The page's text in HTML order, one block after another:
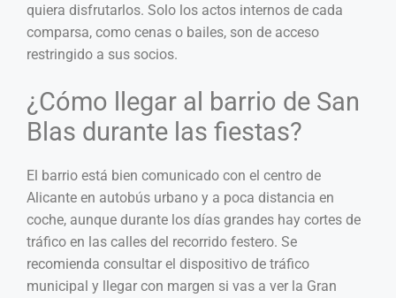
quiera disfrutarlos. Solo los actos internos de cada
comparsa, como cenas o bailes, son de acceso
restringido a sus socios.
¿Cómo llegar al barrio de San
Blas durante las fiestas?
El barrio está bien comunicado con el centro de
Alicante en autobús urbano y a poca distancia en
coche, aunque durante los días grandes hay cortes de
tráfico en las calles del recorrido festero. Se
recomienda consultar el dispositivo de tráfico
municipal y llegar con margen si vas a ver la Gran